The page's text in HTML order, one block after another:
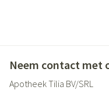
Neem contact met
Apotheek Tilia BV/SRL